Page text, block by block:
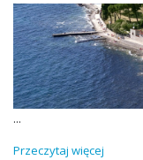
...
Przeczytaj więcej